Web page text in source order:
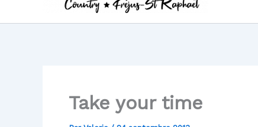
Take your time